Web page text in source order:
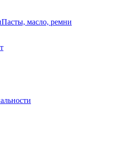
Пасты, масло, ремни